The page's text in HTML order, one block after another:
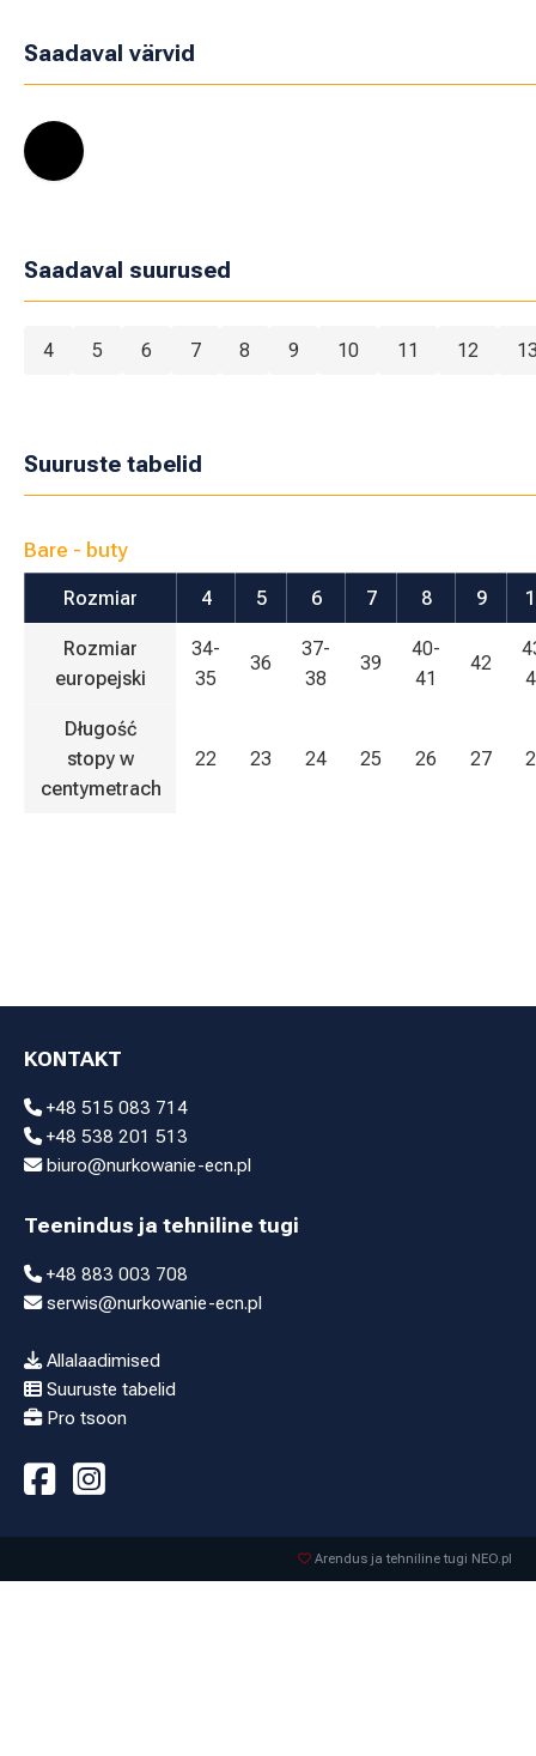
Saadaval värvid
Saadaval suurused
4 5 6 7 8 9 10 11 12
Suuruste tabelid
Bare - buty
Rozmiar 4 5 6 7 8 9
Rozmiar
europejski
34-
35
36
37-
38
39
40-
41
42
Długość
stopy w
centymetrach
22 23 24 25 26 27
KONTAKT
+48 515 083 714
+48 538 201 513
biuro@nurkowanie-ecn.pl
Teenindus ja tehniline tugi
+48 883 003 708
serwis@nurkowanie-ecn.pl
Allalaadimised
Suuruste tabelid
Pro tsoon
Arendus ja tehniline tugi NEO.pl